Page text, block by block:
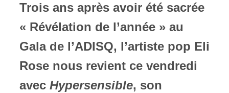
Trois ans après avoir été sacrée
« Révélation de l’année » au
Gala de l’ADISQ, l’artiste pop Eli
Rose nous revient ce vendredi
avec Hypersensible, son